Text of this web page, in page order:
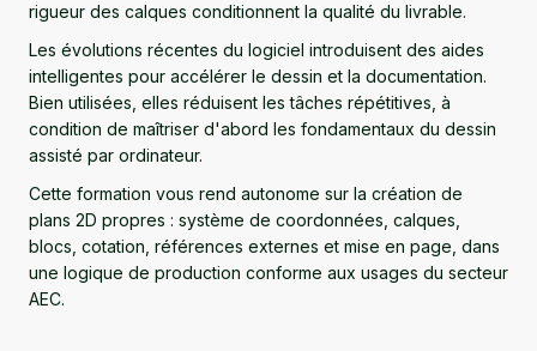
rigueur des calques conditionnent la qualité du livrable.
Les évolutions récentes du logiciel introduisent des aides
intelligentes pour accélérer le dessin et la documentation.
Bien utilisées, elles réduisent les tâches répétitives, à
condition de maîtriser d'abord les fondamentaux du dessin
assisté par ordinateur.
Cette formation vous rend autonome sur la création de
plans 2D propres : système de coordonnées, calques,
blocs, cotation, références externes et mise en page, dans
une logique de production conforme aux usages du secteur
AEC.